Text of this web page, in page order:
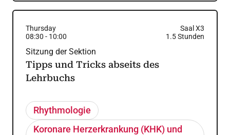
Thursday
Saal X3
08:30 - 10:00 1.5Stunden
Sitzung der Sektion
Tipps und Tricks abseits des
Lehrbuchs
Rhythmologie
Koronare Herzerkrankung (KHK) und